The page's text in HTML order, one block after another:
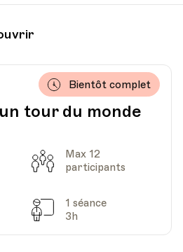
tour du monde
Bientôt complet
Capacité
Max 12
participants
Séances
1 séance
3h